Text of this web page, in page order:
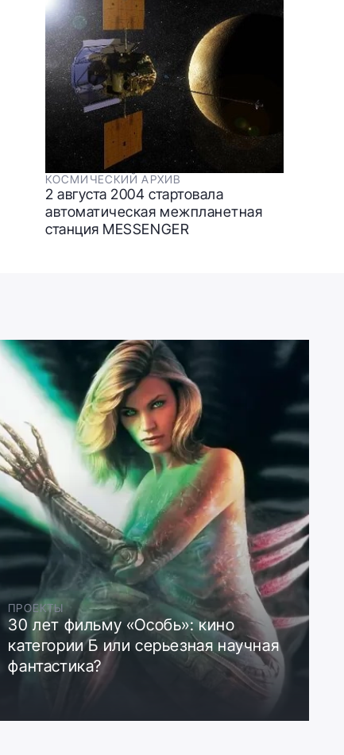
КОСМИЧЕСКИЙ АРХИВ
2 августа 2004 стартовала
автоматическая межпланетная
станция MESSENGER
ПРОЕКТЫ
30 лет фильму «Особь»: кино
категории Б или серьезная научная
фантастика?